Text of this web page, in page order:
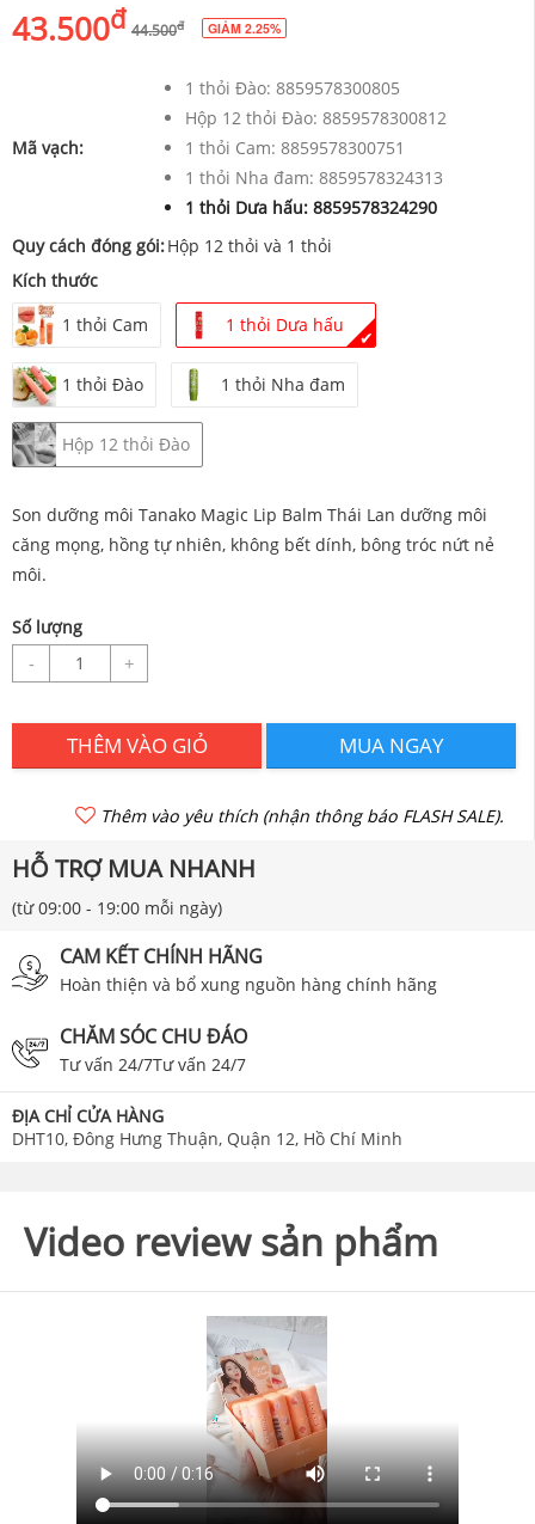
43.500đ 44.500đ GIẢM 2.25%
Mã vạch:
1 thỏi Đào: 8859578300805
Hộp 12 thỏi Đào: 8859578300812
1 thỏi Cam: 8859578300751
1 thỏi Nha đam: 8859578324313
1 thỏi Dưa hấu: 8859578324290
Quy cách đóng gói:Hộp 12 thỏi và 1 thỏi
Kích thước
1 thỏi Cam
1 thỏi Dưa hấu
✔
1 thỏi Đào 1 thỏi Nha đam
Hộp 12 thỏi Đào
Son dưỡng môi Tanako Magic Lip Balm Thái Lan dưỡng môi
căng mọng, hồng tự nhiên, không bết dính, bông tróc nứt nẻ
môi.
Số lượng
- +
THÊM VÀO GIỎ MUA NGAY
Thêm vào yêu thích (nhận thông báo FLASH SALE).
HỖ TRỢ MUA NHANH
(từ 09:00 - 19:00 mỗi ngày)
CAM KẾT CHÍNH HÃNG
Hoàn thiện và bổ xung nguồn hàng chính hãng
CHĂM SÓC CHU ĐÁO
Tư vấn 24/7Tư vấn 24/7
ĐỊA CHỈ CỬA HÀNG
DHT10, Đông Hưng Thuận, Quận 12, Hồ Chí Minh
Video review sản phẩm